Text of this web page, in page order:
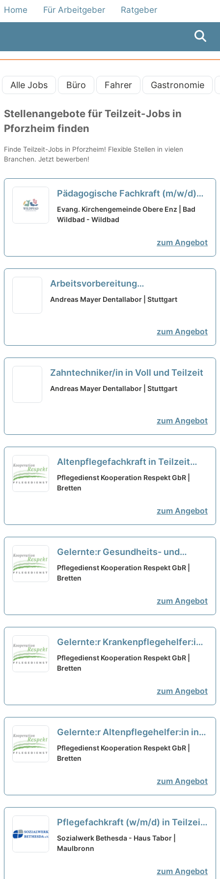
Home Für Arbeitgeber Ratgeber
Alle Jobs Büro Fahrer Gastronomie
Stellenangebote für Teilzeit-Jobs in
Pforzheim finden
Finde Teilzeit-Jobs in Pforzheim! Flexible Stellen in vielen
Branchen. Jetzt bewerben!
Pädagogische Fachkraft (m/w/d)
Ab sofort in Voll- oder Teilzeit in
Bad-Wildbad neu
Evang. Kirchengemeinde Obere Enz | Bad
Wildbad - Wildbad
zum Angebot
Arbeitsvorbereitung
Zahntechnische Labor Dentallabor
Andreas Mayer Dentallabor | Stuttgart
zum Angebot
Zahntechniker/in in Voll und Teilzeit
Andreas Mayer Dentallabor | Stuttgart
zum Angebot
Altenpflegefachkraft in Teilzeit
(20h) (m/w/d) – Wir suchen
Zuwachs in unserem Team!
Pflegedienst Kooperation Respekt GbR |
Bretten
zum Angebot
Gelernte:r Gesundheits- und
Krankenpfleger:in in Teilzeit (20h)
(m/w/d) – Wir suchen Zuwachs in
Pflegedienst Kooperation Respekt GbR |
Bretten
zum Angebot
Gelernte:r Krankenpflegehelfer:in
in Teilzeit (20h) (m/w/d) – Wir
suchen Zuwachs in unserem Team!
Pflegedienst Kooperation Respekt GbR |
Bretten
zum Angebot
Gelernte:r Altenpflegehelfer:in in
Teilzeit (20h) (m/w/d) – Wir suchen
Zuwachs in unserem Team!
Pflegedienst Kooperation Respekt GbR |
Bretten
zum Angebot
Pflegefachkraft (w/m/d) in Teilzeit
(50-80%) - Hier gehören Sie hin!
neu
Sozialwerk Bethesda - Haus Tabor |
Maulbronn
zum Angebot